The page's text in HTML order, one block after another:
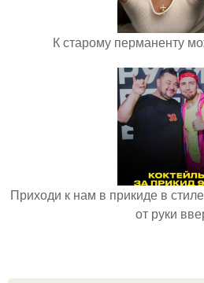
К старому перманенту
Приходи к нам в прикиде в
от руки